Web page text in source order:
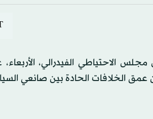
مجلس الاحتياطي الفيدرالي،
عمق الخلافات الحادة بين صانعي